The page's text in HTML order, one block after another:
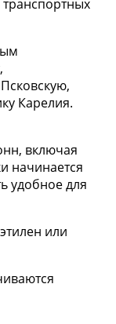
Карелия.
включая
начинается
удобное для
или